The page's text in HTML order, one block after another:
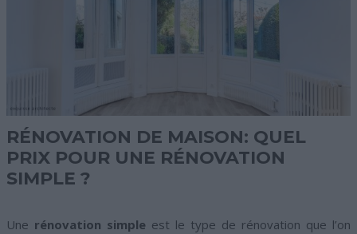
RÉNOVATION DE MAISON: QUEL
PRIX POUR UNE RÉNOVATION
SIMPLE ?
Une rénovation simple est le type de rénovation que l’on